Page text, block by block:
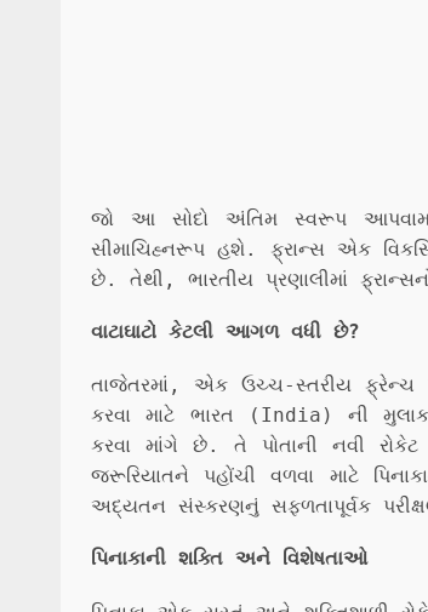
જો આ સોદો અંતિમ સ્વરૂપ
સીમાચિહ્નરૂપ હશે. ફ્રાન્સ એક
છે. તેથી, ભારતીય પ્રણાલીમાં
વાટાઘાટો કેટલી આગળ વધી છે?
તાજેતરમાં, એક ઉચ્ચ-સ્તરીય ફ્રેન્ચ
કરવા માટે ભારત (India) ની
કરવા માંગે છે. તે પોતાની નવી
જરૂરિયાતને પહોંચી વળવા માટે
અદ્યતન સંસ્કરણનું સફળતાપૂર્વક
પિનાકાની શક્તિ અને વિશેષતાઓ